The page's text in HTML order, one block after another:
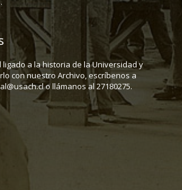
ligado a la historia de la Universidad y
con nuestro Archivo, escríbenos a
o llámanos al 27180275.